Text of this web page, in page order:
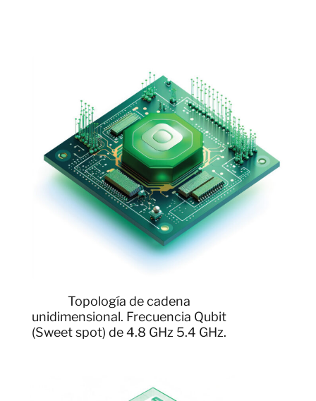
Topología de cadena
unidimensional. Frecuencia Qubit
(Sweet spot) de 4.8 GHz 5.4 GHz.